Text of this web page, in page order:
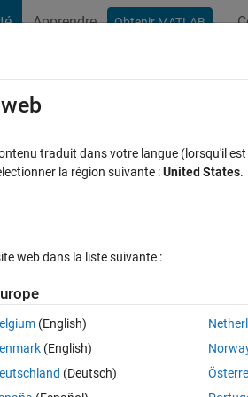
Apprendre Obtenir MATLAB
first character
can input the values of a matrix. If the
if it is the first keystroke. For any
traduit dans votre langue (lorsqu'il
la région suivante :United States.
web dans la liste suivante :
(English)
(English)
(Deutsch)